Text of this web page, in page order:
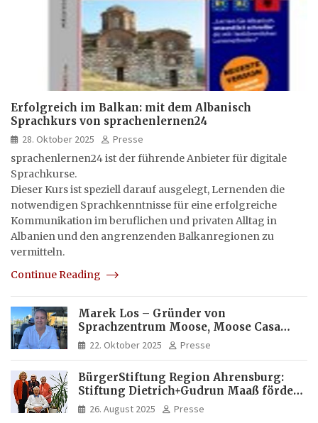
Erfolgreich im Balkan: mit dem Albanisch
Sprachkurs von sprachenlernen24
28. Oktober 2025
Presse
sprachenlernen24 ist der führende Anbieter für digitale
Sprachkurse.
Dieser Kurs ist speziell darauf ausgelegt, Lernenden die
notwendigen Sprachkenntnisse für eine erfolgreiche
Kommunikation im beruflichen und privaten Alltag in
Albanien und den angrenzenden Balkanregionen zu
vermitteln.
Continue Reading
Marek Los – Gründer von
Sprachzentrum Moose, Moose Casa
Italia und Apartamento Brasil |
Internationaler Experte für Bildung
22. Oktober 2025 Presse
BürgerStiftung Region Ahrensburg:
Stiftung Dietrich+Gudrun Maaß fördert
Deutschkenntnisse von Frauen
26. August 2025 Presse